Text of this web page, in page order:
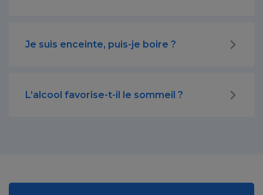
Je suis enceinte, puis-je boire ?
L’alcool favorise-t-il le sommeil ?